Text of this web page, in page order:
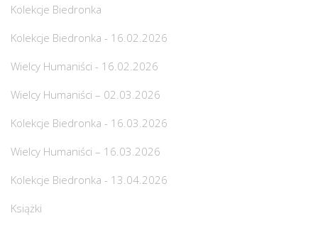
Kolekcje Biedronka
Kolekcje Biedronka - 16.02.2026
Wielcy Humaniści - 16.02.2026
Wielcy Humaniści – 02.03.2026
Kolekcje Biedronka - 16.03.2026
Wielcy Humaniści – 16.03.2026
Kolekcje Biedronka - 13.04.2026
Książki